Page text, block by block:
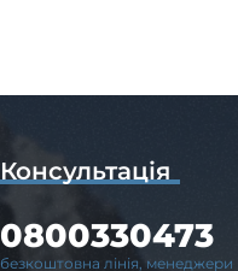
Консультація
безкоштовна лінія, менеджери
0800330473